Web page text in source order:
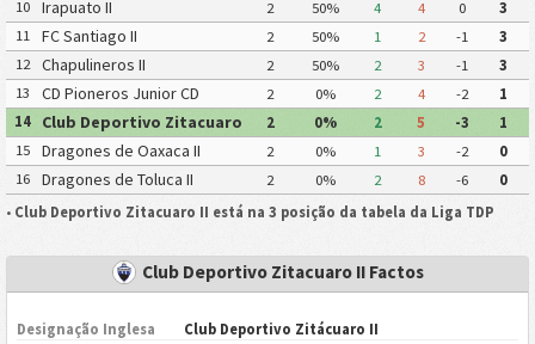
10
Irapuato II 2 50% 4 4 0
3
11
FC Santiago II 2 50% 1 2 -1
3
12
Chapulineros II 2 50% 2 3 -1
3
13
CD Pioneros Junior CD
Pioneros de Cancun II
2 0% 2 4 -2
1
14
Club Deportivo Zitacuaro
II
2 0% 2 5 -3
1
15
Dragones de Oaxaca II 2 0% 1 3 -2
0
16
Dragones de Toluca II 2 0% 2 8 -6
0
• Club Deportivo Zitacuaro II está na 3 posição da tabela da Liga TDP
Club Deportivo Zitacuaro II Factos
Designação Inglesa Club Deportivo Zitácuaro II